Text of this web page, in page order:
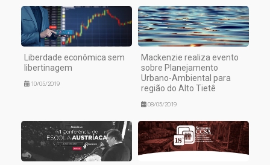
Liberdade econômica sem
libertinagem
10/05/2019
Mackenzie realiza evento
sobre Planejamento
Urbano-Ambiental para
região do Alto Tietê
08/05/2019